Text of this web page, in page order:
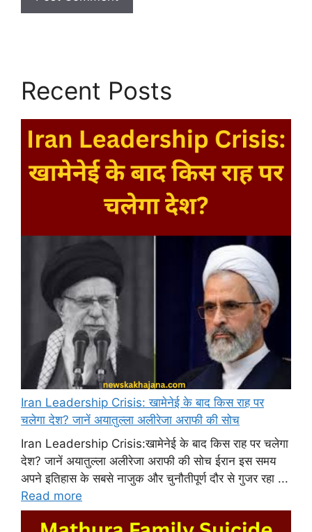
Recent Posts
Iran Leadership Crisis: खामेनेई के बाद किस राह पर
चलेगा देश? जानें अयातुल्ला अलीरेजा अराफी की सोच
Iran Leadership Crisis:खामेनेई के बाद किस राह पर चलेगा
देश? जानें अयातुल्ला अलीरेजा अराफी की सोच ईरान इस समय
अपने इतिहास के सबसे नाजुक और चुनौतीपूर्ण दौर से गुजर रहा ...
Read more